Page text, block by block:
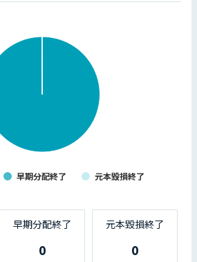
早期分配終了 元本毀損終了
早期分配終了
0
元本毀損終了
0